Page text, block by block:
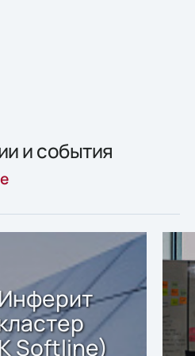
и события
Softline)